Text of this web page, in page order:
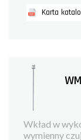
Karta
Wkład w
wymienny